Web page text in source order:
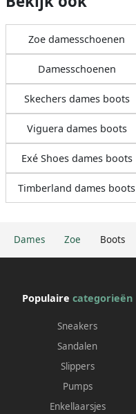
Dames Zoe Boots
Zoe damesschoenen
Damesschoenen
Skechers dames boots
Viguera dames boots
Exé Shoes dames boots
Timberland dames boots
Populaire categorieën
Sneakers
Sandalen
Slippers
Pumps
Enkellaarsjes